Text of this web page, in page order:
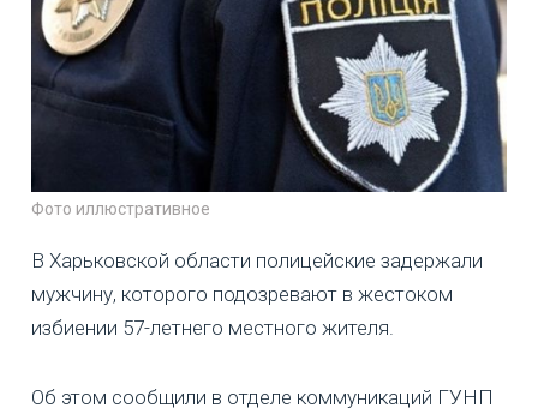
Фото иллюстративное
В Харьковской области полицейские задержали
мужчину, которого подозревают в жестоком
избиении 57-летнего местного жителя.
Об этом сообщили в отделе коммуникаций ГУНП